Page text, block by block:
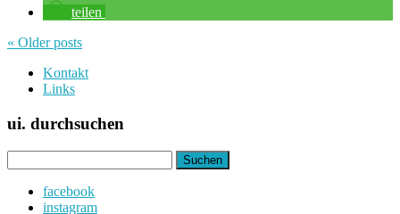
teilen
« Olderposts
Kontakt
Links
ui. durchsuchen
nach:
facebook
instagram